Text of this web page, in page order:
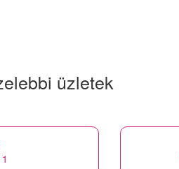
üzletek